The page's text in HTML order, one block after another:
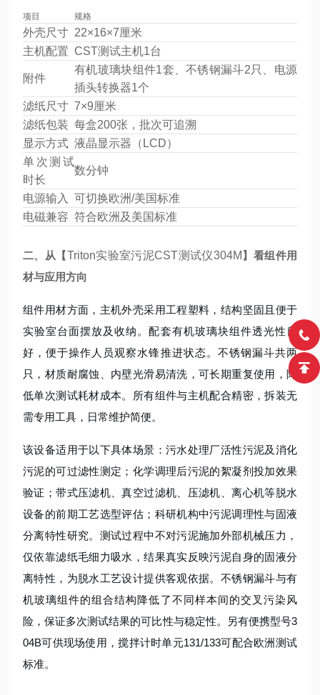
项目 规格
外壳尺寸 22×16×7厘米
主机配置 CST测试主机1台
附件
有机玻璃块组件1套、不锈钢漏斗2只、电源
插头转换器1个
滤纸尺寸 7×9厘米
滤纸包装 每盒200张，批次可追溯
显示方式 液晶显示器（LCD）
单次测试
时长
数分钟
电源输入
可切换欧洲/美国标准
电磁兼容 符合欧洲及美国标准
二、从【Triton实验室污泥CST测试仪304M 】看组件用
材与应用方向
组件用材方面，主机外壳采用工程塑料，结构坚固且便于
实验室台面摆放及收纳。配套有机玻璃块组件透光性良
好，便于操作人员观察水锋推进状态。不锈钢漏斗共两
只，材质耐腐蚀、内壁光滑易清洗，可长期重复使用，降
低单次测试耗材成本。所有组件与主机配合精密，拆装无
需专用工具，日常维护简便。
该设备适用于以下具体场景：污水处理厂活性污泥及消化
污泥的可过滤性测定；化学调理后污泥的絮凝剂投加效果
验证；带式压滤机、真空过滤机、压滤机、离心机等脱水
设备的前期工艺选型评估；科研机构中污泥调理性与固液
分离特性研究。测试过程中不对污泥施加外部机械压力，
仅依靠滤纸毛细力吸水，结果真实反映污泥自身的固液分
离特性，为脱水工艺设计提供客观依据。不锈钢漏斗与有
机玻璃组件的组合结构降低了不同样本间的交叉污染风
险，保证多次测试结果的可比性与稳定性。另有便携型号3
04B可供现场使用，搅拌计时单元131/133可配合欧洲测试
标准。